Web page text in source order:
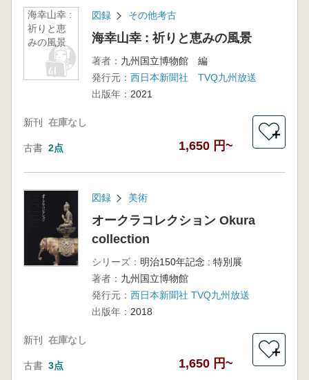
海幸山幸 :
祈りと恵
みの風景
図録 その他考古
海幸山幸 : 祈りと恵みの風景
著者： 九州国立博物館 編
発行元： 西日本新聞社 TVQ九州放送
出版年： 2021
新刊 在庫なし
古書 2点 1,650 円~
＋
図録 美術
オークラコレクション Okura
collection
シリーズ： 明治150年記念 : 特別展
著者： 九州国立博物館
発行元： 西日本新聞社 TVQ九州放送
出版年： 2018
新刊 在庫なし
古書 3点 1,650 円~
＋